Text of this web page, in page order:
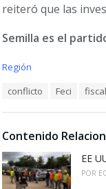
reiteró que las
Semilla es el
C
r
i
e
s
Región
:
conflicto Feci fiscal
Contenido
EE
POR